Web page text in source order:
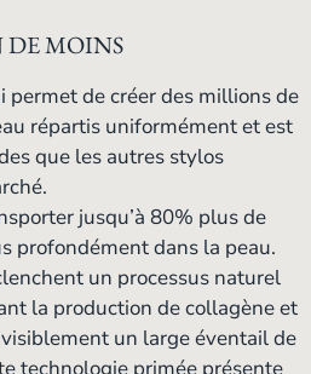
DE MOINS
permet de créer des millions de
répartis uniformément et est
que les autres stylos
jusqu’à 80% plus de
profondément dans la peau.
un processus naturel
la production de collagène et
un large éventail de